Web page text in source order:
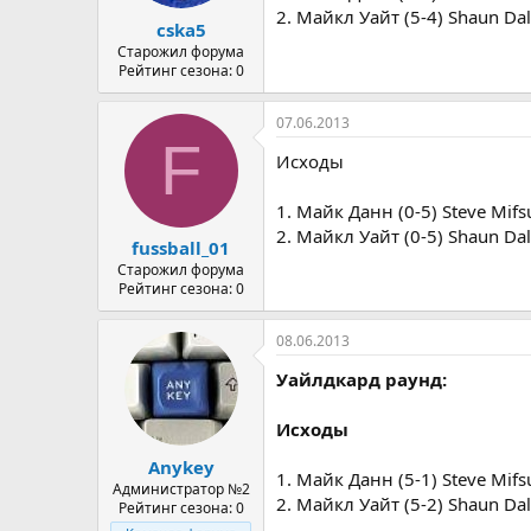
cska5
Старожил форума
Рейтинг сезона: 0
2. Майкл Уайт (5-4) Shaun
F
fussball_01
Старожил форума
Рейтинг сезона: 0
07.06.2013
Исходы
1. Майк Данн (0-5) Steve
2. Майкл Уайт (0-5) Shaun
Anykey
Администратор №2
Рейтинг сезона: 0
08.06.2013
Уайлдкард раунд:
Исходы
1. Майк Данн (5-1) Steve
2. Майкл Уайт (5-2) Shaun